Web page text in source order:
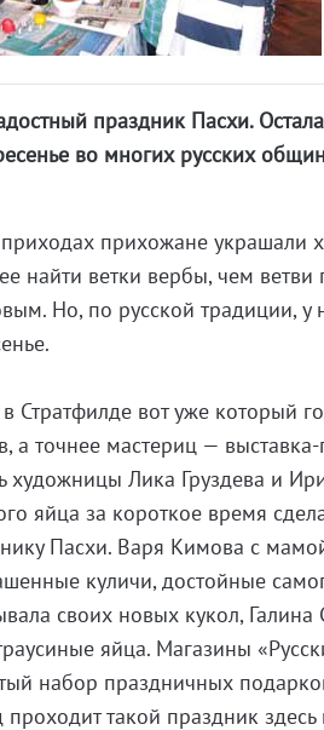
праздник Пасхи.
во многих русских
прихожане украшали
найти ветки вербы, чем ветви
Но, по русской традиции, у
Стратфилде вот уже который
а точнее мастериц —
художницы Лика Груздева и
яйца за короткое время
Пасхи. Варя Кимова с
куличи, достойные
своих новых кукол,
яйца. Магазины
набор праздничных
такой праздник